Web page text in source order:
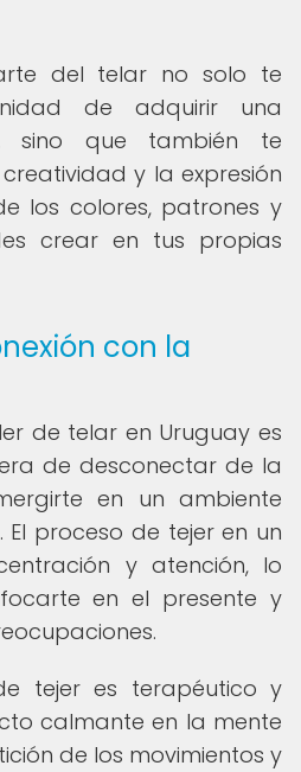
del telar no solo te
de adquirir una
sino que también te
y la expresión
los colores, patrones y
crear en tus propias
con la
de telar en Uruguay es
de desconectar de la
en un ambiente
proceso de tejer en un
y atención, lo
en el presente y
tejer es terapéutico y
calmante en la mente
de los movimientos y